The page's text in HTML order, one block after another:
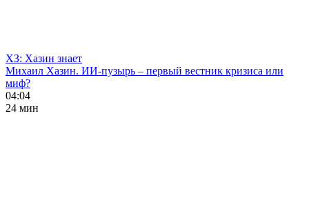
ХЗ: Хазин знает
Михаил Хазин. ИИ-пузырь – первый вестник кризиса или
миф?
04:04
24 мин